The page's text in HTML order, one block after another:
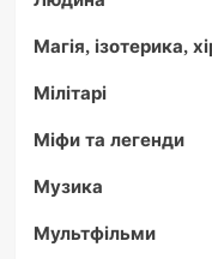
Магія, ізотерика,
Мілітарі
Міфи та легенди
Музика
Мультфільми